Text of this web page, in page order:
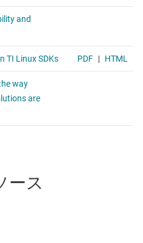
トローダ
ィリティ
ジ
ランタイム ロイヤリティも不要
ース